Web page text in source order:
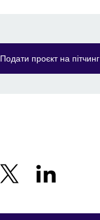
Подати проєкт на пітчинг